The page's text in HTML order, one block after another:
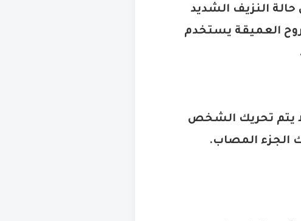
النزيف الشديد
العميقة يستخدم
يتم تحريك الشخص
الجزء المصاب.